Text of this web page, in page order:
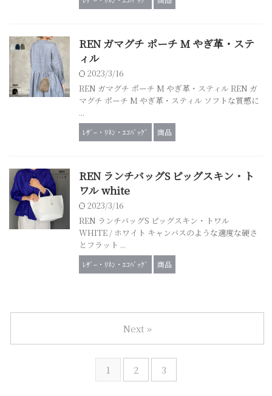
REN ガマグチ ポーチ M やぎ革・ステ
ィル
2023/3/16
REN ガマグチ ポーチ M やぎ革・スティル REN ガ
マグチ ポーチ M やぎ革・スティル ソフトな質感に
...
ﾚｻﾞｰ・ﾘﾈﾝ・ｴｺﾊﾞｯｸﾞ 商品
REN ランチバッグS ピッグスキン・ト
ワル white
2023/3/16
REN ランチバッグS ピッグスキン・トワル
WHITE / ホワイト キャンバスのような適度な硬さ
とフラット ...
ﾚｻﾞｰ・ﾘﾈﾝ・ｴｺﾊﾞｯｸﾞ 商品
1 2 3
Next »